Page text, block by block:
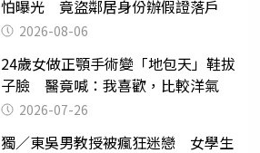
怕曝光 竟盜鄰居身份辦假證落戶
2026-08-06
24歲女做正顎手術變「地包天」鞋拔
子臉 醫竟喊：我喜歡，比較洋氣
2026-07-26
獨／東吳男教授被瘋狂迷戀 女學生